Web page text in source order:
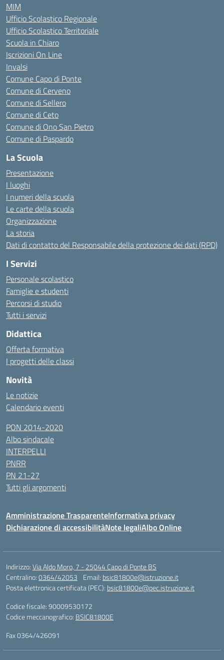
MIM
Ufficio Scolastico Regionale
Ufficio Scolastico Territoriale
Scuola in Chiaro
Iscrizioni On Line
Invalsi
Comune Capo di Ponte
Comune di Cerveno
Comune di Sellero
Comune di Ceto
Comune di Ono San Pietro
Comune di Paspardo
La Scuola
Presentazione
I luoghi
I numeri della scuola
Le carte della scuola
Organizzazione
La storia
Dati di contatto del Responsabile della protezione dei dati (RPD)
I Servizi
Personale scolastico
Famiglie e studenti
Percorsi di studio
Tutti i servizi
Didattica
Offerta formativa
I progetti delle classi
Novità
Le notizie
Calendario eventi
PON 2014-2020
Albo sindacale
INTERPELLI
PNRR
PN 21-27
Tutti gli argomenti
Amministrazione TrasparenteInformativa privacy
Dichiarazione di accessibilitàNote legaliAlbo Online
Indirizzo:Via Aldo Moro, 7 - 25044 Capo di Ponte BS
Centralino:0364/42053 Email: bsic81800e@istruzione.it
Posta elettronica certificata (PEC): bsic81800e@pec.istruzione.it
Codice fiscale: 90009530172
Codice meccanografico: BSIC81800E
Fax 0364/426091